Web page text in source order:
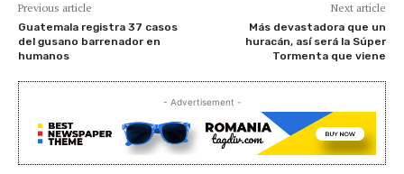
Previous article
Guatemala registra 37 casos
del gusano barrenador en
humanos
Next article
Más devastadora que un
huracán, así será la Súper
Tormenta que viene
- Advertisement -